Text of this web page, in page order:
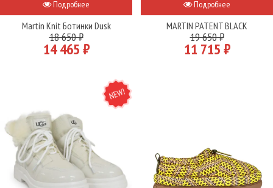
Подробнее
Martin Knit Ботинки Dusk
18 650 ₽
14 465 ₽
Подробнее
MARTIN PATENT BLACK
19 650 ₽
11 715 ₽
NEW